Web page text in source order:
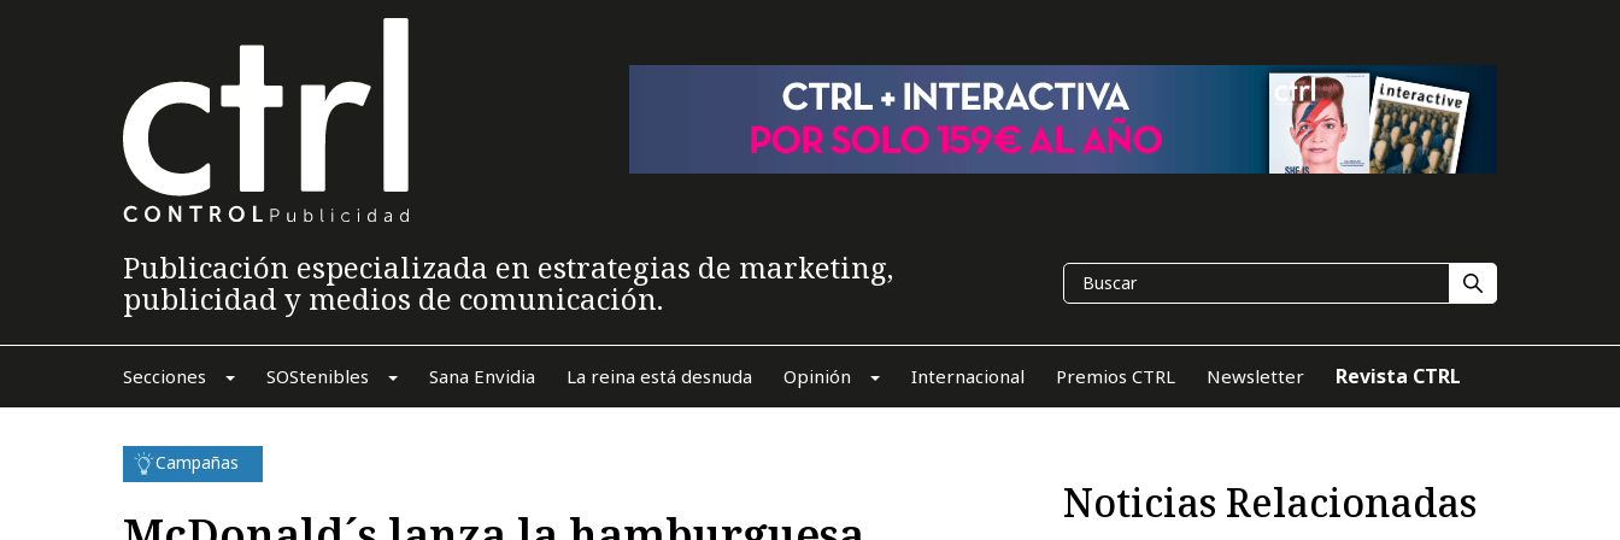
Publicación especializada en estrategias de marketing,
publicidad y medios de comunicación.
Secciones SOStenibles Sana Envidia La reina está desnuda Opinión Internacional Premios CTRL Newsletter Revista CTRL
Campañas
Noticias Relacionadas